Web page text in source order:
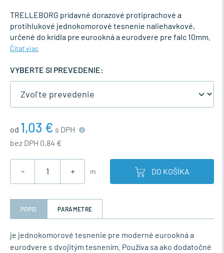
TRELLEBORG prídavné dorazové protiprachové a
protihlukové jednokomorové tesnenie naliehavkové,
určené do krídla pre eurookná a eurodvere pre falc 10mm.
Čítať viac
VYBERTE SI PREVEDENIE:
od 1,03 € s DPH
bez DPH 0,84 €
- + m DO KOŠÍKA
POPIS PARAMETRE
je jednokomorové tesnenie pre moderné eurookná a
eurodvere s dvojitým tesnením. Používa sa ako dodatočné